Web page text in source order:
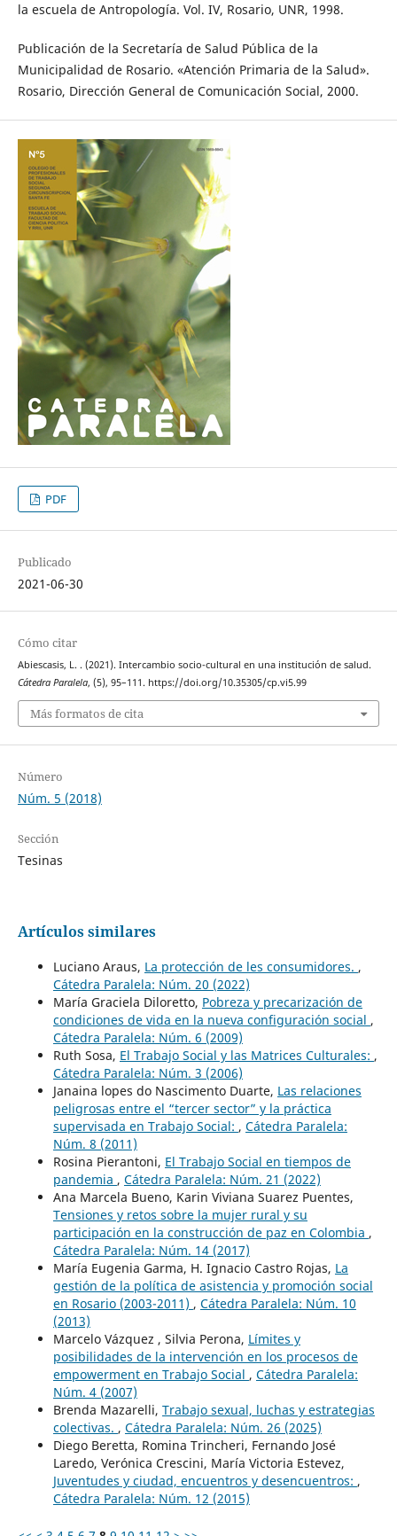
la escuela de Antropología. Vol. IV, Rosario, UNR, 1998.
Publicación de la Secretaría de Salud Pública de la
Municipalidad de Rosario. «Atención Primaria de la Salud».
Rosario, Dirección General de Comunicación Social, 2000.
PDF
Publicado
2021-06-30
Cómo citar
Abiescasis, L. . (2021). Intercambio socio-cultural en una institución de salud.
Cátedra Paralela, (5), 95–111. https://doi.org/10.35305/cp.vi5.99
Más formatos de cita
Número
Núm. 5 (2018)
Sección
Tesinas
Artículos similares
Luciano Araus, La protección de les consumidores. ,
Cátedra Paralela: Núm. 20 (2022)
María Graciela Diloretto, Pobreza y precarización de
condiciones de vida en la nueva configuración social ,
Cátedra Paralela: Núm. 6 (2009)
Ruth Sosa, El Trabajo Social y las Matrices Culturales: ,
Cátedra Paralela: Núm. 3 (2006)
Janaina lopes do Nascimento Duarte, Las relaciones
peligrosas entre el “tercer sector” y la práctica
supervisada en Trabajo Social: , Cátedra Paralela:
Núm. 8 (2011)
Rosina Pierantoni, El Trabajo Social en tiempos de
pandemia , Cátedra Paralela: Núm. 21 (2022)
Ana Marcela Bueno, Karin Viviana Suarez Puentes,
Tensiones y retos sobre la mujer rural y su
participación en la construcción de paz en Colombia ,
Cátedra Paralela: Núm. 14 (2017)
María Eugenia Garma, H. Ignacio Castro Rojas, La
gestión de la política de asistencia y promoción social
en Rosario (2003-2011) , Cátedra Paralela: Núm. 10
(2013)
Marcelo Vázquez , Silvia Perona, Límites y
posibilidades de la intervención en los procesos de
empowerment en Trabajo Social , Cátedra Paralela:
Núm. 4 (2007)
Brenda Mazarelli, Trabajo sexual, luchas y estrategias
colectivas. , Cátedra Paralela: Núm. 26 (2025)
Diego Beretta, Romina Trincheri, Fernando José
Laredo, Verónica Crescini, María Victoria Estevez,
Juventudes y ciudad, encuentros y desencuentros: ,
Cátedra Paralela: Núm. 12 (2015)